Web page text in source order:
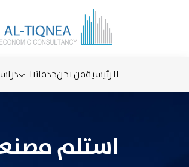
الرئيسيةمن نحنخدماتنا
استلم